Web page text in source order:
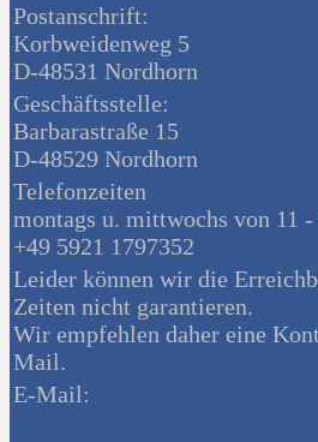
Postanschrift:
Korbweidenweg 5
D-48531 Nordhorn
Geschäftsstelle:
Barbarastraße 15
D-48529 Nordhorn
Telefonzeiten
montags u. mittwochs von 11
+49 5921 1797352
Leider können wir die
Zeiten nicht garantieren.
Wir empfehlen daher eine
Mail.
E-Mail: